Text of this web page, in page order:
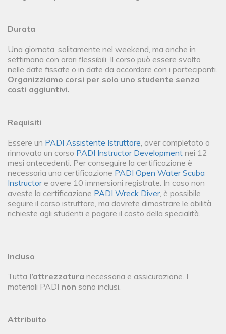
Durata
Una giornata, solitamente nel weekend, ma anche in
settimana con orari flessibili. Il corso può essere svolto
nelle date fissate o in date da accordare con i partecipanti.
Organizziamo corsi per solo uno studente senza
costi aggiuntivi.
Requisiti
Essere un PADI Assistente Istruttore, aver completato o
rinnovato un corso PADI Instructor Development nei 12
mesi antecedenti. Per conseguire la certificazione è
necessaria una certificazione PADI Open Water Scuba
Instructore avere 10 immersioni registrate. In caso non
aveste la certificazione PADI Wreck Diver, è possibile
seguire il corso istruttore, ma dovrete dimostrare le abilità
richieste agli studenti e pagare il costo della specialità.
Incluso
Tutta l’attrezzatura necessaria e assicurazione. I
materiali PADI non sono inclusi.
Attribuito